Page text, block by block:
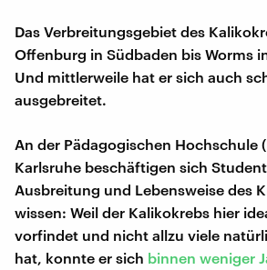
Das Verbreitungsgebiet des
Offenburg in Südbaden bis Worms
Und mittlerweile hat er sich auch
ausgebreitet.
An der Pädagogischen Hochschule
Karlsruhe beschäftigen sich
Ausbreitung und Lebensweise des
wissen: Weil der Kalikokrebs hier
vorfindet und nicht allzu viele
hat, konnte er sich binnen weniger